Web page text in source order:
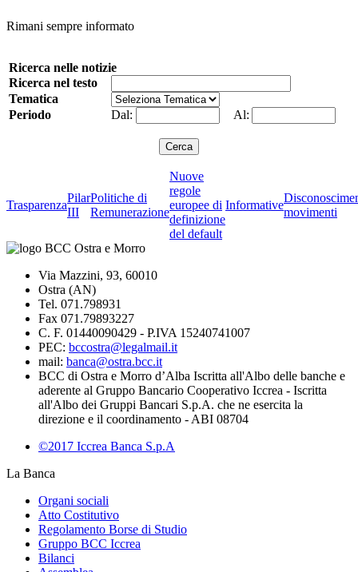
Rimani sempre informato
Ricerca nelle notizie
Ricerca nel testo
Tematica
Periodo
Dal: Al:
Trasparenza
Pilar
III
Politiche di
Remunerazione
Nuove
regole
europee di
definizione
del default
Informative
movimenti
Via Mazzini, 93, 60010
Ostra (AN)
Tel. 071.798931
Fax 071.79893227
C. F. 01440090429 - P.IVA 15240741007
PEC: bccostra@legalmail.it
mail: banca@ostra.bcc.it
BCC di Ostra e Morro d’Alba Iscritta all'Albo delle banche e
aderente al Gruppo Bancario Cooperativo Iccrea - Iscritta
all'Albo dei Gruppi Bancari S.p.A. che ne esercita la
direzione e il coordinamento - ABI 08704
©2017 Iccrea Banca S.p.A
La Banca
Organi sociali
Atto Costitutivo
Regolamento Borse di Studio
Gruppo BCC Iccrea
Bilanci